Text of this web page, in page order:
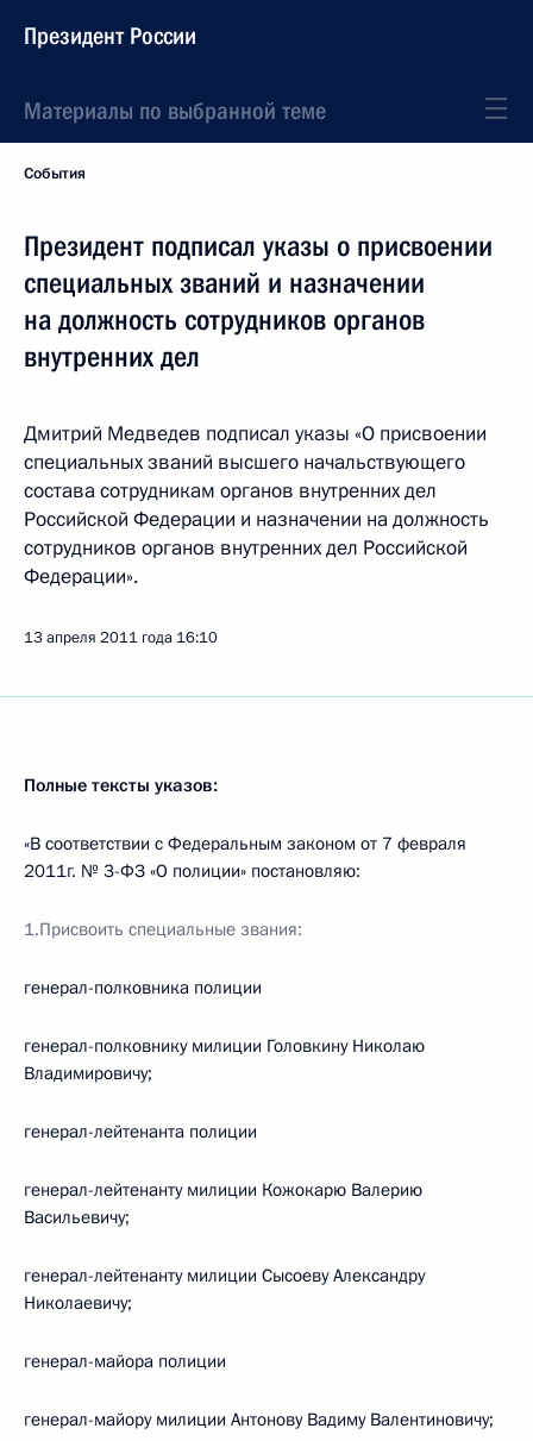
Президент России
Материалы по выбранной теме
События
Президент подписал указы о присвоении
специальных званий и назначении
на должность сотрудников органов
внутренних дел
Дмитрий Медведев подписал указы «О присвоении
специальных званий высшего начальствующего
состава сотрудникам органов внутренних дел
Российской Федерации и назначении на должность
сотрудников органов внутренних дел Российской
Федерации».
13 апреля 2011 года 16:10
Полные тексты указов:
«В соответствии с Федеральным законом от 7 февраля
2011г. № 3-ФЗ «О полиции» постановляю:
1.Присвоить специальные звания:
генерал-полковника полиции
генерал-полковнику милиции Головкину Николаю
Владимировичу;
генерал-лейтенанта полиции
генерал-лейтенанту милиции Кожокарю Валерию
Васильевичу;
генерал-лейтенанту милиции Сысоеву Александру
Николаевичу;
генерал-майора полиции
генерал-майору милиции Антонову Вадиму Валентиновичу;